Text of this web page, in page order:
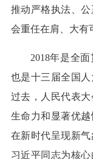
推动严格执法、
会重任在肩、大有
2018年是全
也是十三届全国
过去，人民代表
生命力和显著优
在新时代呈现新
习近平同志为核